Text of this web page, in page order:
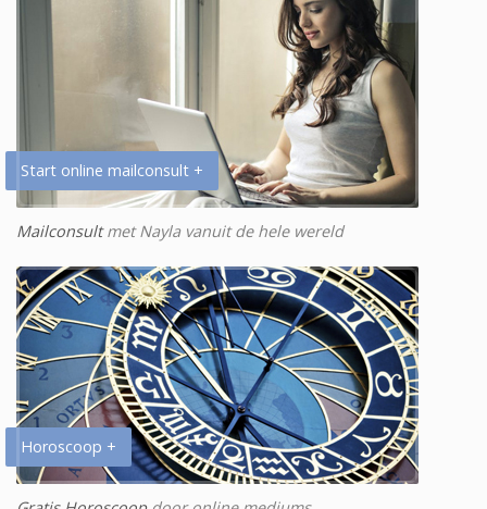
Start online mailconsult +
Mailconsultmet Nayla vanuit de hele wereld
Horoscoop +